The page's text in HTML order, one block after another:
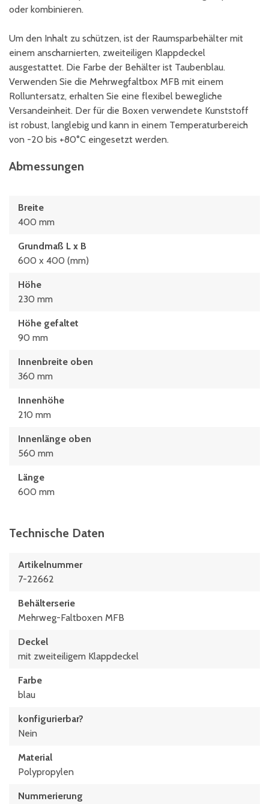
oder kombinieren.
Um den Inhalt zu schützen, ist der Raumsparbehälter mit
einem anscharnierten, zweiteiligen Klappdeckel
ausgestattet. Die Farbe der Behälter ist Taubenblau.
Verwenden Sie die Mehrwegfaltbox MFB mit einem
Rolluntersatz, erhalten Sie eine flexibel bewegliche
Versandeinheit. Der für die Boxen verwendete Kunststoff
ist robust, langlebig und kann in einem Temperaturbereich
von -20 bis +80°C eingesetzt werden.
Abmessungen
Breite
400 mm
Grundmaß L x B
600 x 400 (mm)
Höhe
230 mm
Höhe gefaltet
90 mm
Innenbreite oben
360 mm
Innenhöhe
210 mm
Innenlänge oben
560 mm
Länge
600 mm
Technische Daten
Artikelnummer
7-22662
Behälterserie
Mehrweg-Faltboxen MFB
Deckel
mit zweiteiligem Klappdeckel
Farbe
blau
konfigurierbar?
Nein
Material
Polypropylen
Nummerierung